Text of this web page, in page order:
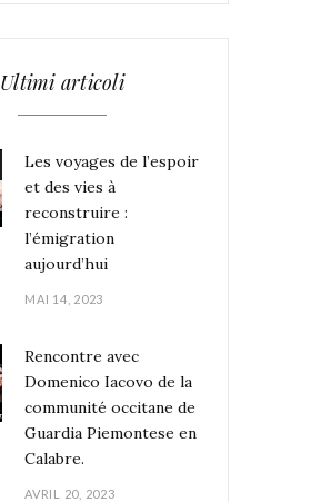
Ultimi articoli
Les voyages de l’espoir
et des vies à
reconstruire :
l’émigration
aujourd’hui
MAI 14, 2023
Rencontre avec
Domenico Iacovo de la
communité occitane de
Guardia Piemontese en
Calabre.
AVRIL 20, 2023